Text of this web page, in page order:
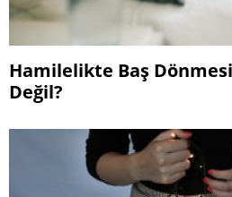
Hamilelikte Baş
Değil?